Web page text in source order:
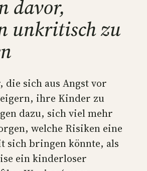
davor,
unkritisch zu
die sich aus Angst vor
ihre Kinder zu
dazu, sich viel mehr
welche Risiken eine
sich bringen könnte, als
ein kinderloser